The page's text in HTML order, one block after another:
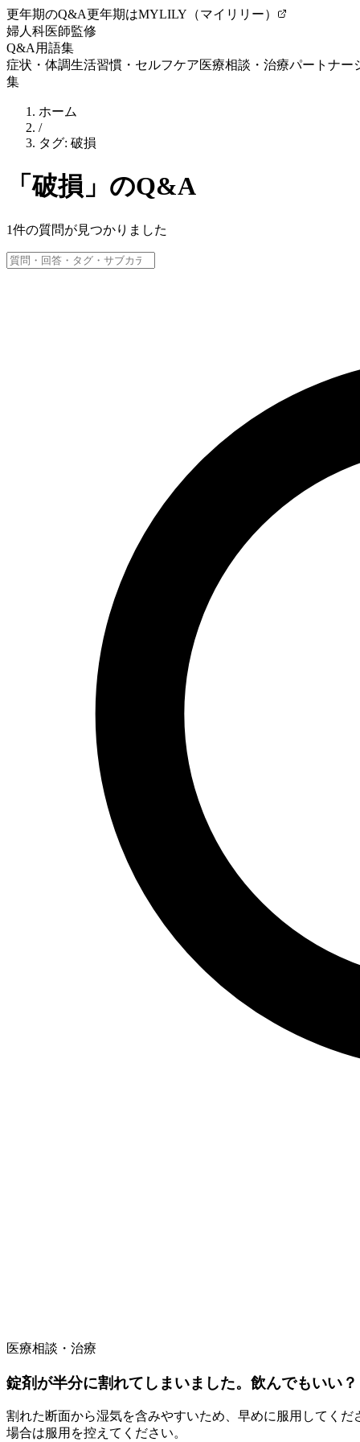
更年期のQ&A更年期はMYLILY（マイリリー）
婦人科医師監修
Q&A 用語集
症状・体調生活習慣・セルフケア医療相談・治療パートナー
集
ホーム
/
タグ: 破損
「破損 」のQ&A
1件の質問が見つかりました
医療相談・治療
錠剤が半分に割れてしまいました。飲んでもいい？
割れた断面から湿気を含みやすいため、早めに服用してく
場合は服用を控えてください。